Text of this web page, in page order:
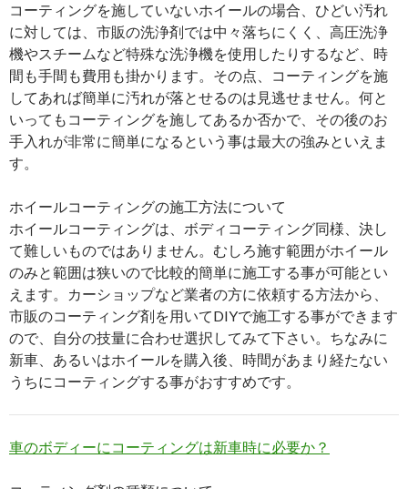
コーティングを施していないホイールの場合、ひどい汚れ
に対しては、市販の洗浄剤では中々落ちにくく、高圧洗浄
機やスチームなど特殊な洗浄機を使用したりするなど、時
間も手間も費用も掛かります。その点、コーティングを施
してあれば簡単に汚れが落とせるのは見逃せません。何と
いってもコーティングを施してあるか否かで、その後のお
手入れが非常に簡単になるという事は最大の強みといえま
す。
ホイールコーティングの施工方法について
ホイールコーティングは、ボディコーティング同様、決し
て難しいものではありません。むしろ施す範囲がホイール
のみと範囲は狭いので比較的簡単に施工する事が可能とい
えます。カーショップなど業者の方に依頼する方法から、
市販のコーティング剤を用いてDIYで施工する事ができます
ので、自分の技量に合わせ選択してみて下さい。ちなみに
新車、あるいはホイールを購入後、時間があまり経たない
うちにコーティングする事がおすすめです。
車のボディーにコーティングは新車時に必要か？